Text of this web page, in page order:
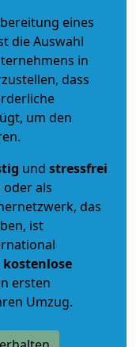
eines
die Auswahl
in
dass
um den
und stressfrei
oder als
das
ist
kostenlose
ersten
Umzug.